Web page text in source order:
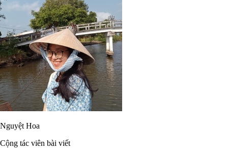
Nguyệt Hoa
Cộng tác viên bài viết